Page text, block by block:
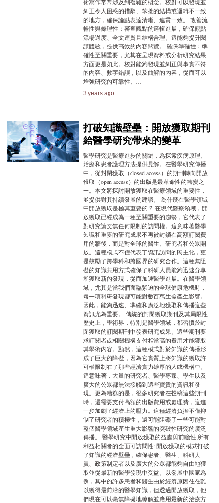
術寫作常常涉及到複雜的概念。校對可以發現並
糾正令人困惑的措辭、笨拙的結構或邏輯不一致
的地方，確保論點表達清晰、連貫一致。 改善流
暢性與條理性：審查觀點的邏輯進展，確保觀點
流暢過度、全文連貫且結構合理。這能夠提升閱
讀體驗，提供高效的內容閱覽。 確保準確性：準
確性至關重要，尤其在呈現資料或分析研究結果
方面更是如此。校對能夠發現並糾正與事實不符
的內容、數字錯誤，以及曲解的內容，從而可以
增強研究的可靠性。…
3 years ago
打破知識壁壘：開放獲取期刊
給醫學研究帶來的變革
醫學研究是醫療進步的關鍵，為探索疾病原理、
治療和患者護理方法提供見解。在醫學研究傳播
中，從封閉獲取（closed access）的期刊轉向開放
獲取（open access）的出版是最革命性的轉變之
一。本文將探討開放獲取在醫療領域的重要性，
並提供對其持續發展的建議。 為什麼在醫學領域
中開放獲取是極其重要的？ 在現代醫療領域，開
放獲取已經成為一種至關重要的趨勢，它代表了
對研究論文無任何限制的訪問權。這意味著醫學
知識和重要的研究成果不再被封鎖在高額訂閱費
用的牆後，而是對全球的醫生、研究者和公眾開
放。這種模式不僅代表了資訊訪問的民主化，更
是鼓勵了跨學科和跨國界的研究合作。這種無阻
礙的知識共用方式確保了科研人員能夠迅速分享
和獲取新的發現，從而加速醫學進展。在醫學領
域，尤其是當我們面臨緊迫的全球健康危機時，
每一項科研發現都可能對數百萬生命產生影響。
因此，能夠迅速、準確和廣泛地獲取和傳播這些
資訊尤為重要。 傳統的封閉獲取期刊及其局限性
歷史上，學術界，特別是醫學領域，都習慣於封
閉獲取的訂閱期刊中發表研究成果。這些期刊要
求訂閱者或相關機構支付相當高的費用才能獲取
其學術內容。顯然，這種模式對於知識的傳播形
成了巨大的障礙，因為它實質上將知識的獲取許
可權限制在了那些經濟實力雄厚的人或機構中。
這意味著，大量的研究者、醫學專家、學生以及
廣大的公眾都無法接觸到這些寶貴的資訊和發
現。更為糟糕的是，很多研究者在投稿這些期刊
時，還需要支付高額的出版費用或處理費，這進
一步加劇了經濟上的壓力。這種經濟負擔不僅抑
制了研究者的積極性，還可能阻礙了一些可能對
整個醫學領域產生重大影響的突破性研究的廣泛
傳播。 醫學研究中開放獲取的益處與前瞻性 所有
利益相關者的全面可訪問性: 開放獲取的模式打破
了知識的經濟壁壘，確保患者、醫生、科研人
員、政策制定者以及廣大的公眾都能夠自由地獲
取並從最新的醫學發現中受益。以發展中國家為
例，其中的許多患者和醫生由於經濟原因往往難
以獲得最前沿的醫學知識，但透過開放獲取，他
們現在可以毫無障礙地瞭解並應用最新的治療方